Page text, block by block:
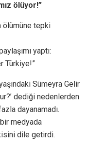
ölüyor!”
ölümüne tepki
yaptı:
Türkiye!”
Sümeyra Gelir
dediği nedenlerden
dayanamadı.
medyada
dile getirdi.